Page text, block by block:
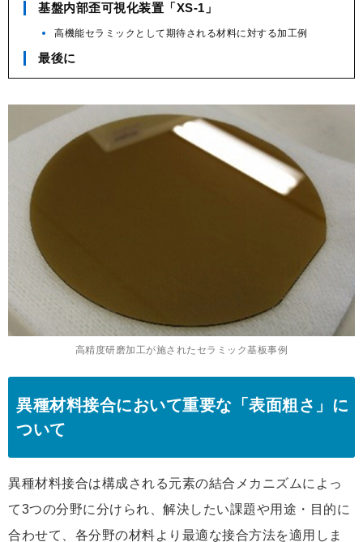
基盤内部歪可視化装置「XS-1」
高機能セラミックとして期待される材料に対する加工例
最後に
高精度研磨加工が施されたセラミック基板事例
異種材料接合において重要な「表面粗さ」に
ついて
異種材料接合は構成される元素の結合メカニズムによっ
て3つの分野に分けられ、解決したい課題や用途・目的に
合わせて、各分野の材料より最適な接合方法を適用しま